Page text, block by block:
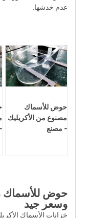
عدم خدشها.
حوض للأسماك
مصنوع من الأكريليك
- مصنع
حوض للأسماك
وسعر جيد